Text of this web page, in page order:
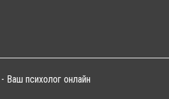
психолог онлайн